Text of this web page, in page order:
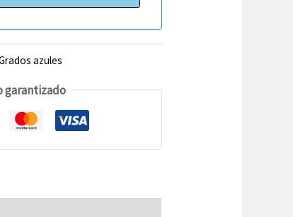
azules
garantizado